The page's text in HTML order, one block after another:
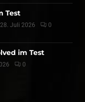
Test
28. Juli 2026 0
im Test
0